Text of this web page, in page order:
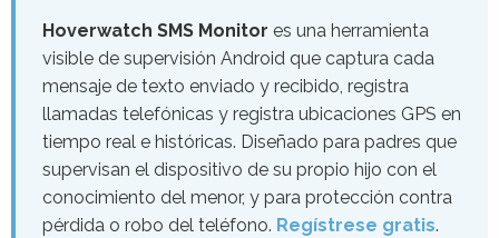
Hoverwatch SMS Monitor es una herramienta
visible de supervisión Android que captura cada
mensaje de texto enviado y recibido, registra
llamadas telefónicas y registra ubicaciones GPS en
tiempo real e históricas. Diseñado para padres que
supervisan el dispositivo de su propio hijo con el
conocimiento del menor, y para protección contra
pérdida o robo del teléfono. Regístrese gratis.